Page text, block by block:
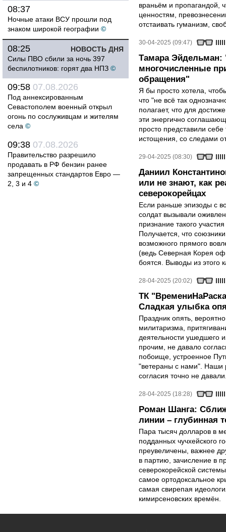
08:37
Ночные атаки ВСУ прошли под
знаком широкой географии ©
НОВОСТЬ ДНЯ
08:25
Силы ПВО сбили за ночь 397
беспилотников: горят два НПЗ ©
09:58 07.08.2026
Под аннексированным
Севастополем военный открыл
огонь по сослуживцам и жителям
села ©
09:38 07.08.2026
Правительство разрешило
продавать в РФ бензин ранее
запрещенных стандартов Евро —
2, 3 и 4 ©
враньём и пропагандой,
ценностям,
отстаивать гуманизм,
30-04-2025 (09:47)
Тамара
многочисленные
обращения"
Я бы просто хотела,
что "не всё так
полагает, что для
эти энергично
просто представили
истощения, со следами
29-04-2025 (08:30)
Даниил
или не знают, как
северокорейцах
Если раньше эпизоды с
солдат вызывали
признание такого
Получается, что
возможного прямого
(ведь Северная Корея
боятся. Выводы из этого
28-04-2025 (20:02)
ТК
Сладкая улыбка
Праздник опять,
милитаризма,
деятельности ушедшего
прочим, не давало
побоище, устроенное
"ветераны с нами". Наши
согласия точно не
28-04-2025 (18:28)
Роман Шанга:
линии – глубинная
Пара тысяч долларов в
подданных чучхейского
преувеличены, важнее
в партию, зачисление в
северокорейской
самое ортодоксальное
самая свирепая
кимирсеновских времён.